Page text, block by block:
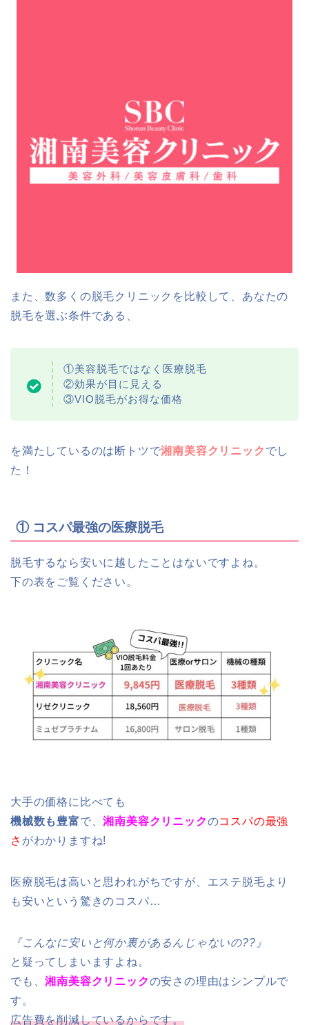
また、数多くの脱毛クリニックを比較して、あなたの
脱毛を選ぶ条件である、
①美容脱毛ではなく医療脱毛
②効果が目に見える
③VIO脱毛がお得な価格
を満たしているのは断トツで湘南美容クリニック でし
た！
① コスパ最強の医療脱毛
脱毛するなら安いに越したことはないですよね。
下の表をご覧ください。
大手の価格に比べても
機械数も豊富で、湘南美容クリニックのコスパの最強
さ がわかりますね!
医療脱毛は高いと思われがちですが、エステ脱毛より
も安いという驚きのコスパ…
『こんなに安いと何か裏があるんじゃないの??』
と疑ってしまいますよね。
でも、湘南美容クリニックの安さの理由はシンプルで
す。
広告費を削減しているからです。